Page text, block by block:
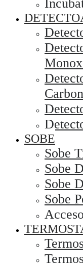
Carbon
SOBE
Sobe
Sobe
Sobe
Sobe